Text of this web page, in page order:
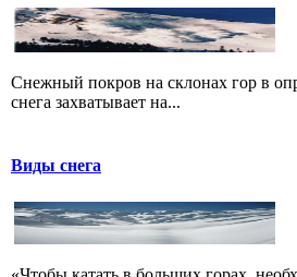
Снежный покров на склонах гор в
снега захватывает на...
Виды снега